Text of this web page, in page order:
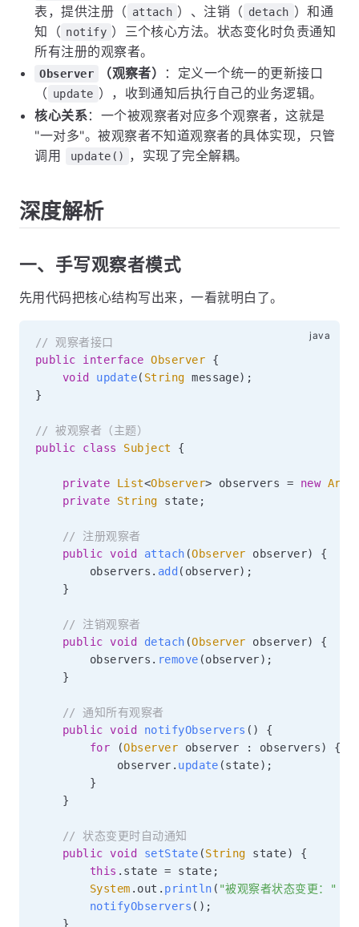
表，提供注册（ attach ）、注销（ detach ）和通
知（ notify ）三个核心方法。状态变化时负责通知
所有注册的观察者。
Observer （观察者）
：定义一个统一的更新接口
（ update ），收到通知后执行自己的业务逻辑。
核心关系：一个被观察者对应多个观察者，这就是
"一对多"。被观察者不知道观察者的具体实现，只管
调用
update() ，实现了完全解耦。
深度解析
一、手写观察者模式
先用代码把核心结构写出来，一看就明白了。
// 观察者接口
public
interface Observer
{
void
update( String message) ;
}
// 被观察者（主题）
public
class Subject {
private List<Observer> observers = new
private
String state ;
// 注册观察者
public void attach (Observer observer)
{
        observers
. add ( observer) ;
}
// 注销观察者
public void detach (Observer observer)
{
        observers
. remove (observer) ;
}
// 通知所有观察者
public void notifyObservers ( )
{
for
(Observer observer : observers)
{
            observer
. update (state) ;
}
}
// 状态变更时自动通知
public void setState (String state)
{
this . state = state ;
System . out . println ( "被观察者状态变更："
notifyObservers ( ) ;
}